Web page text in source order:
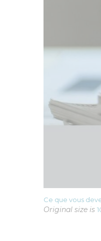
Ce que vous
Original size is